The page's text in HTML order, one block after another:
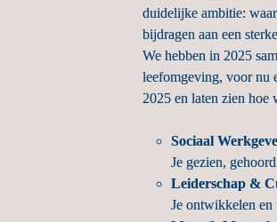
duidelijke ambitie:
bijdragen aan een
We hebben in 2025
leefomgeving, voor nu
2025 en laten zien hoe
Sociaal
Je gezien,
Leiderschap &
Je ontwikkelen en